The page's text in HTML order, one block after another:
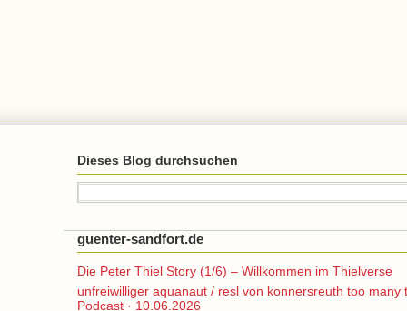
Dieses Blog durchsuchen
guenter-sandfort.de
Die Peter Thiel Story (1/6) – Willkommen im Thielverse
unfreiwilliger aquanaut / resl von konnersreuth too many
Podcast · 10.06.2026